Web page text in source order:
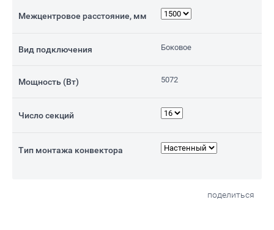
Межцентровое расстояние, мм
Вид подключения Боковое
Мощность (Вт) 5072
Число секций
Тип монтажа конвектора
поделиться